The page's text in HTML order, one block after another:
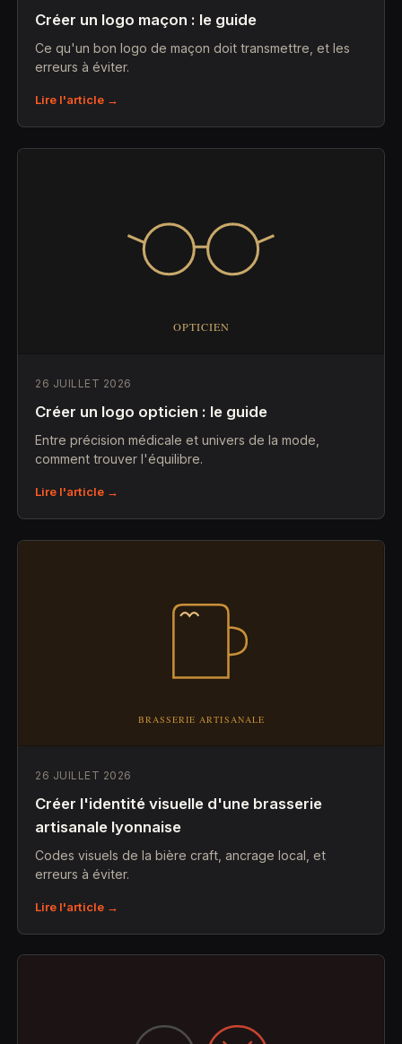
Créer un logo maçon : le guide
Ce qu'un bon logo de maçon doit transmettre, et les
erreurs à éviter.
Lire l'article →
26 JUILLET 2026
Créer un logo opticien : le guide
Entre précision médicale et univers de la mode,
comment trouver l'équilibre.
Lire l'article →
26 JUILLET 2026
Créer l'identité visuelle d'une brasserie
artisanale lyonnaise
Codes visuels de la bière craft, ancrage local, et
erreurs à éviter.
Lire l'article →